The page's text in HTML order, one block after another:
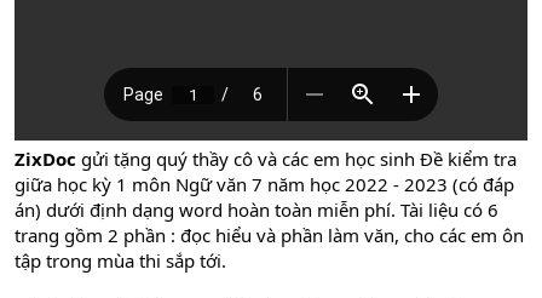
ZixDoc gửi tặng quý thầy cô và các em học sinh Đề kiểm tra
giữa học kỳ 1 môn Ngữ văn 7 năm học 2022 - 2023 (có đáp
án) dưới định dạng word hoàn toàn miễn phí. Tài liệu có 6
trang gồm 2 phần : đọc hiểu và phần làm văn, cho các em ôn
tập trong mùa thi sắp tới.